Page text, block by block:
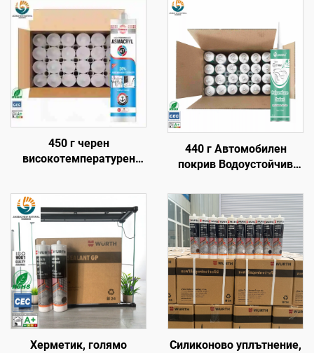
450 г черен
високотемпературен
силиконов херметик
440 г Автомобилен
покрив Водоустойчив
прозорец Ремонт на
течове Специален
полиуретанов
уплътнител Предно
стъкло Гумено Черно
Херметик, голямо
Силиконово уплътнение,